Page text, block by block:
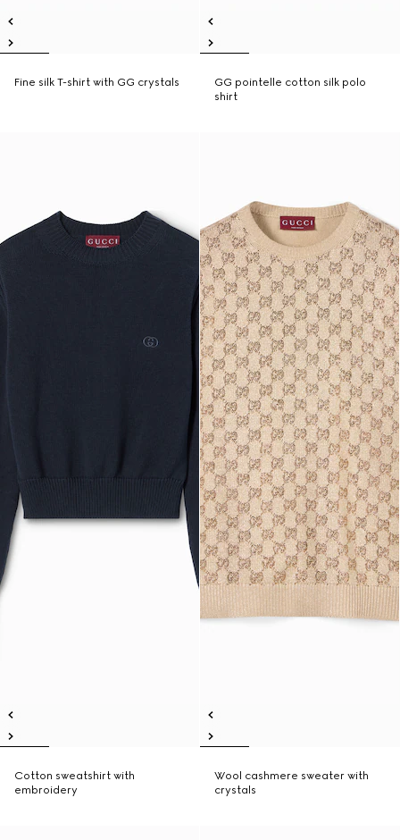
Fine silk T-shirt with GG crystals
GG pointelle cotton silk polo
shirt
Cotton sweatshirt with
embroidery
Wool cashmere sweater with
crystals